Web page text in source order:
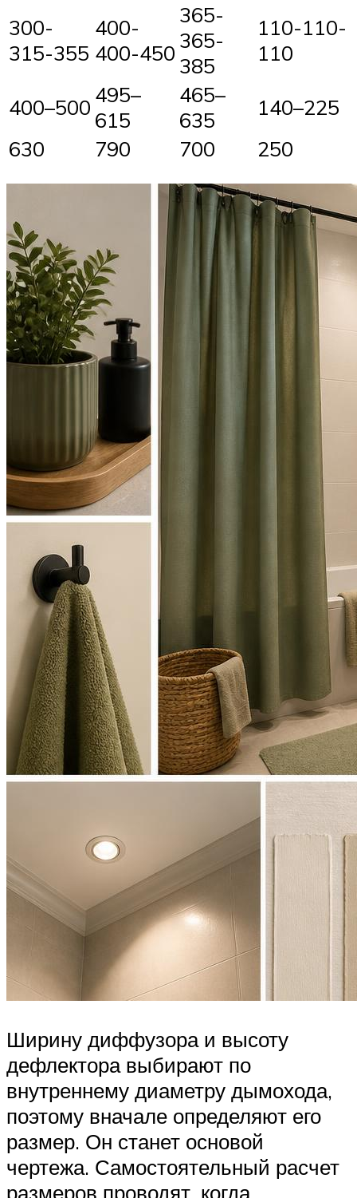
300-
315-355
400-
400-450
365-
365-
385
110-110-
110
400–500 495–
615
465–
635
140–225
630
790 700 250
Ширину диффузора и высоту
дефлектора выбирают по
внутреннему диаметру дымохода,
поэтому вначале определяют его
размер. Он станет основой
чертежа. Самостоятельный расчет
размеров проводят, когда